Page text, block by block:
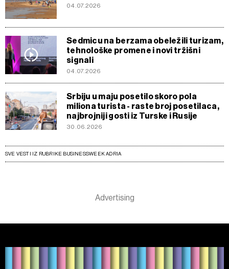
04.07.2026
Sedmicu na berzama obeležili turizam,
tehnološke promene i novi tržišni
signali
04.07.2026
Srbiju u maju posetilo skoro pola
miliona turista - raste broj posetilaca,
najbrojniji gosti iz Turske i Rusije
30.06.2026
SVE VESTI IZ RUBRIKE BUSINESSWEEK ADRIA